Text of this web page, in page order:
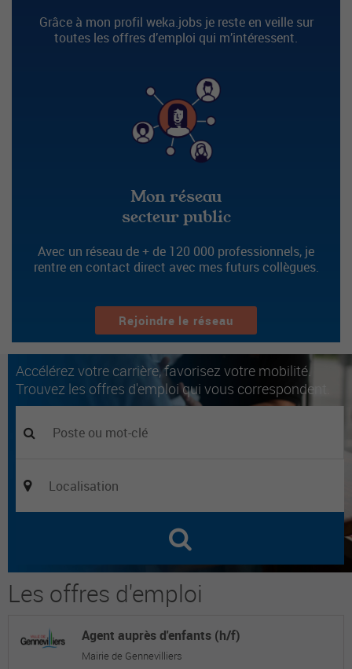
Grâce à mon profil weka.jobs je reste en veille sur
toutes les offres d’emploi qui m’intéressent.
Mon réseau
secteur public
Avec un réseau de + de 120 000 professionnels, je
rentre en contact direct avec mes futurs collègues.
Rejoindre le réseau
Accélérez votre carrière, favorisez votre mobilité.
Trouvez les offres d'emploi qui vous correspondent.
Les offres d'emploi
Agent auprès d'enfants (h/f)
Mairie de Gennevilliers